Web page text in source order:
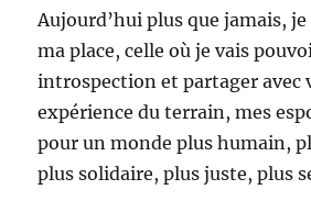
Aujourd’hui plus que jamais, je
ma place, celle où je vais
introspection et partager avec
expérience du terrain, mes
pour un monde plus humain,
plus solidaire, plus juste, plus